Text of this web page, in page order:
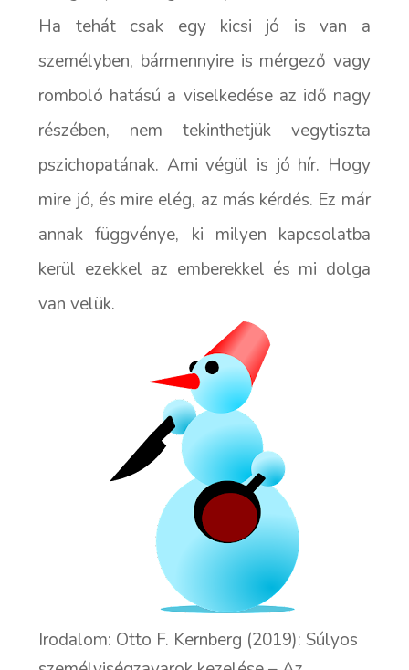
Ha tehát csak egy kicsi jó is van a
személyben, bármennyire is mérgező vagy
romboló hatású a viselkedése az idő nagy
részében, nem tekinthetjük vegytiszta
pszichopatának. Ami végül is jó hír. Hogy
mire jó, és mire elég, az más kérdés. Ez már
annak függvénye, ki milyen kapcsolatba
kerül ezekkel az emberekkel és mi dolga
van velük.
Irodalom: Otto F. Kernberg (2019): Súlyos